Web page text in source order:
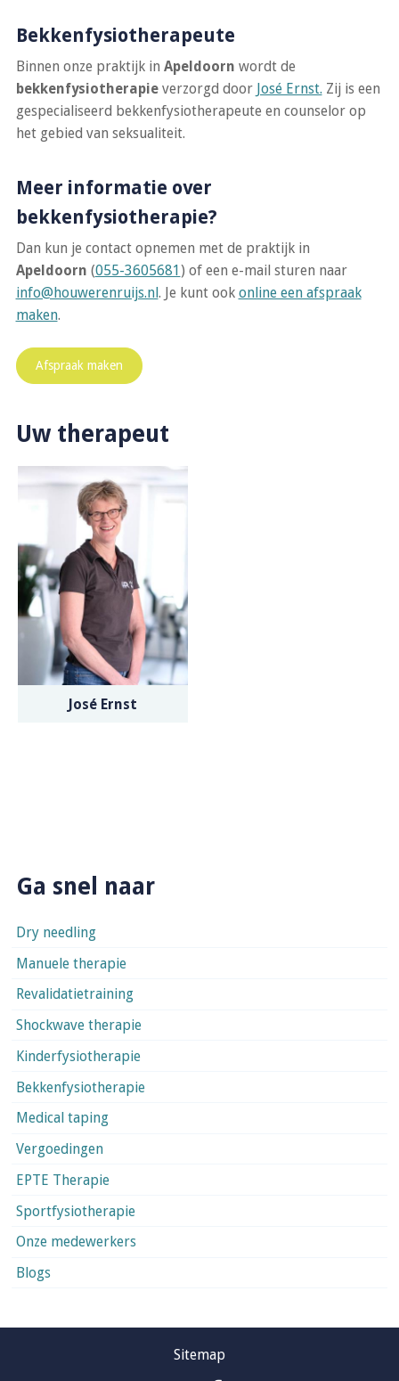
Bekkenfysiotherapeute
Binnen onze praktijk in Apeldoorn wordt de
bekkenfysiotherapieverzorgd door José Ernst. Zij is een
gespecialiseerd bekkenfysiotherapeute en counselor op
het gebied van seksualiteit.
Meer informatie over
bekkenfysiotherapie?
Dan kun je contact opnemen met de praktijk in
Apeldoorn (055-3605681) of een e-mail sturen naar
info@houwerenruijs.nl. Je kunt ook online een afspraak
maken.
Afspraak maken
Uw therapeut
José Ernst
Ga snel naar
Dry needling
Manuele therapie
Revalidatietraining
Shockwave therapie
Kinderfysiotherapie
Bekkenfysiotherapie
Medical taping
Vergoedingen
EPTE Therapie
Sportfysiotherapie
Onze medewerkers
Blogs
Sitemap